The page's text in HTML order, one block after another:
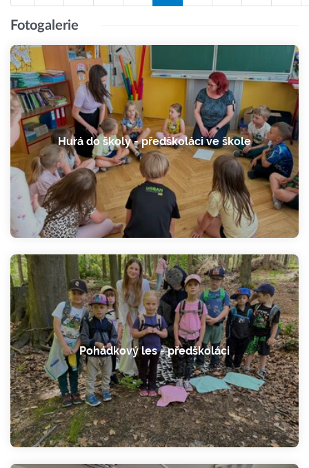
Fotogalerie
Hurá do školy - předškoláci ve škole
Pohádkový les - předškoláci